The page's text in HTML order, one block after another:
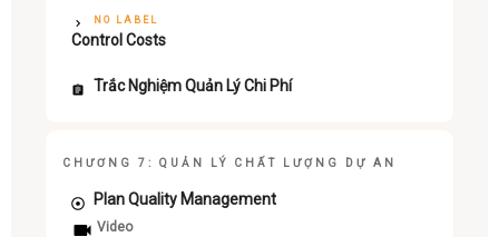
NO LABEL
Control Costs
Trắc Nghiệm Quản Lý Chi Phí
CHƯƠNG 7: QUẢN LÝ CHẤT LƯỢNG DỰ AN
Plan Quality Management
Video